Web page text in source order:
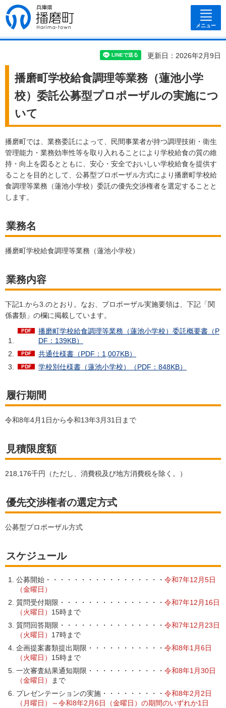
兵庫県 播磨
町
メニュー
更新日：2026年2月9日
播磨町学校給食調理等業務（蓮池小学
校）委託公募型プロポーザルの実施につ
いて
播磨町では、業務委託によって、民間事業者が持つ調理技術・衛生
管理能力・業務効率性等を取り入れることにより学校給食の質の維
持・向上を図るとともに、安心・安全でおいしい学校給食を提供す
ることを目的として、公募型プロポーザル方式により播磨町学校給
食調理等業務（蓮池小学校）委託の優先交渉権者を選定することと
します。
業務名
播磨町学校給食調理等業務（蓮池小学校）
業務内容
下記1.から3.のとおり。なお、プロポーザル実施要領は、下記「関
係書類」の欄に掲載しています。
播磨町学校給食調理等業務（蓮池小学校）委託概要書（P
DF：139KB）
共通仕様書（PDF：1,007KB）
学校別仕様書（蓮池小学校）（PDF：848KB）
履行期間
令和8年4月1日から令和13年3月31日まで
見積限度額
218,176千円（ただし、消費税及び地方消費税を除く。）
優先交渉権者の選定方式
公募型プロポーザル方式
スケジュール
公募開始・・・・・・・・・・・・・・・・・ 令和7年12月5日
（金曜日）
質問受付期限・・・・・・・・・・・・・・・ 令和7年12月16日
（火曜日） 15時まで
質問回答期限・・・・・・・・・・・・・・・ 令和7年12月23日
（火曜日） 17時まで
企画提案書類提出期限・・・・・・・・・・・ 令和8年1月6日
（火曜日） 15時まで
一次審査結果通知期限・・・・・・・・・・・ 令和8年1月30日
（金曜日）
まで
プレゼンテーションの実施・・・・・・・・・ 令和8年2月2日
（月曜日）～令和8年2月6日（金曜日）の期間のいずれか1日